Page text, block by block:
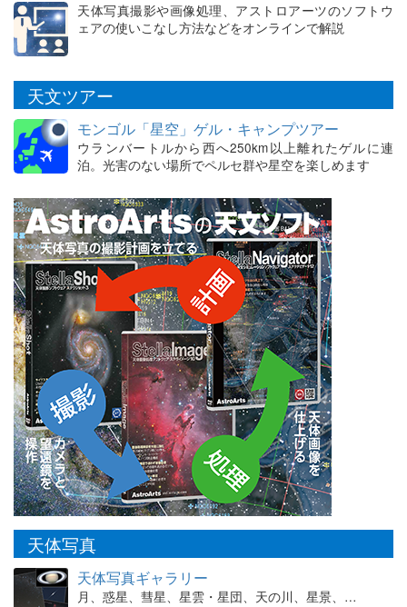
天体写真撮影や画像処理、アストロアーツのソフトウ
ェアの使いこなし方法などをオンラインで解説
天文ツアー
モンゴル「星空」ゲル・キャンプツアー
ウランバートルから西へ250km以上離れたゲルに連
泊。光害のない場所でペルセ群や星空を楽しめます
天体写真
天体写真ギャラリー
月、惑星、彗星、星雲・星団、天の川、星景、…